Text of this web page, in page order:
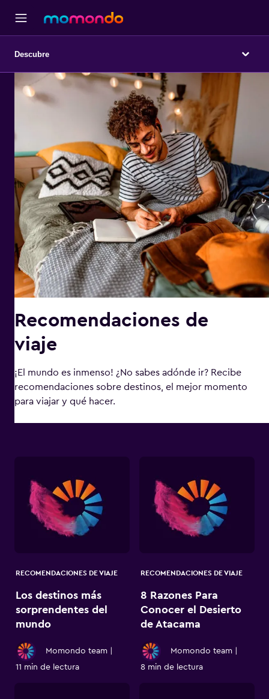
Descubre
Recomendaciones de
viaje
¡El mundo es inmenso! ¿No sabes adónde ir? Recibe
recomendaciones sobre destinos, el mejor momento
para viajar y qué hacer.
RECOMENDACIONES DE VIAJE
Los destinos más
sorprendentes del
mundo
Momondo team
11 min de lectura
RECOMENDACIONES DE VIAJE
8 Razones Para
Conocer el Desierto
de Atacama
Momondo team
8 min de lectura